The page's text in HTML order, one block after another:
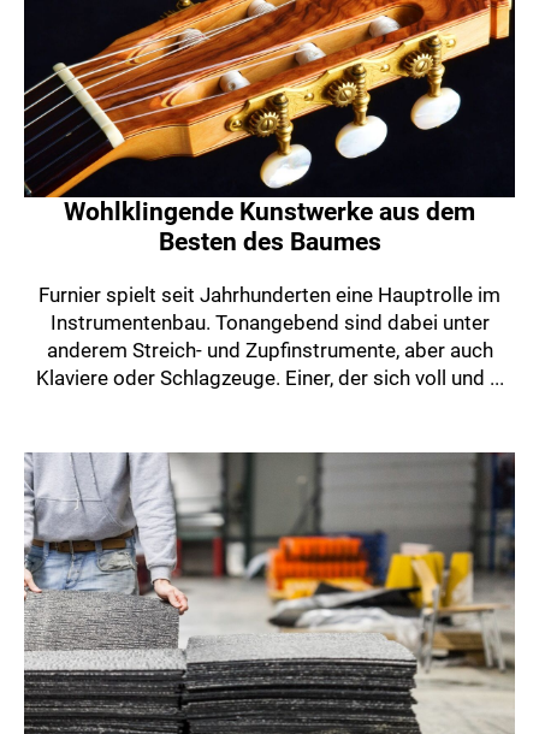
Wohlklingende Kunstwerke aus dem
Besten des Baumes
Furnier spielt seit Jahrhunderten eine Hauptrolle im
Instrumentenbau. Tonangebend sind dabei unter
anderem Streich- und Zupfinstrumente, aber auch
Klaviere oder Schlagzeuge. Einer, der sich voll und ...